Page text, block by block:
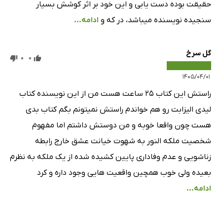
8 دقیقه قسمت دوم: فصل سی و نهم
قسمت دوم: فصل چهل و یکم
قسمت دوم: فصل چهل و دوم
22 دقیقه قسمت سوم: فصل چهل و سوم
16 دقیقه قسمت سوم: فصل چهل و چهارم
قسمت سوم: فصل چهل و پنجم
38 دقیقه قسمت سوم: فصل چهل و ششم
37 دقیقه قسمت چهارم: فصل چهل و هفتم
حقیقت بوده دست یابی و این خود بر اثر کوشش بسیار
سنجیده نویسنده میباشد، در که و ادامه...
گل سرخ
۱۴۰۵/۰۴/۰۱
0
0
راستش این کتاب ۲۵ ساعت هست من از این نویسنده کتاب
لیدی الیزابت رو هم خواندم راستش نمیتونم بگم کتاب بدی
هست چون واقعا خوبه و من دوستش داشتم اما مفهوم
شخصیت ملکه النور به شهوت خیانت عشق خارج رابطه
زناشویی و عدم وفاداری پایین کشیده شده از یک ملکه به نظرم
بعیده ولی خوب همچین واقعیت هایی وجود داره و کرد
ادامه...